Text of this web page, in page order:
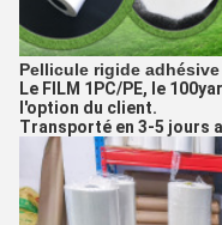
Pellicule rigide
Le FILM 1PC/PE, le
l'option du client.
Transporté en 3-5 jours